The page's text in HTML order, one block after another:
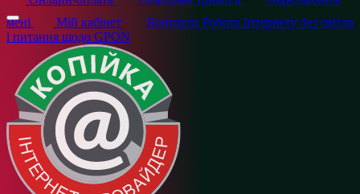
мені
Мій кабінет Контакти Робота Інтернету без світла
і питання щодо GPON